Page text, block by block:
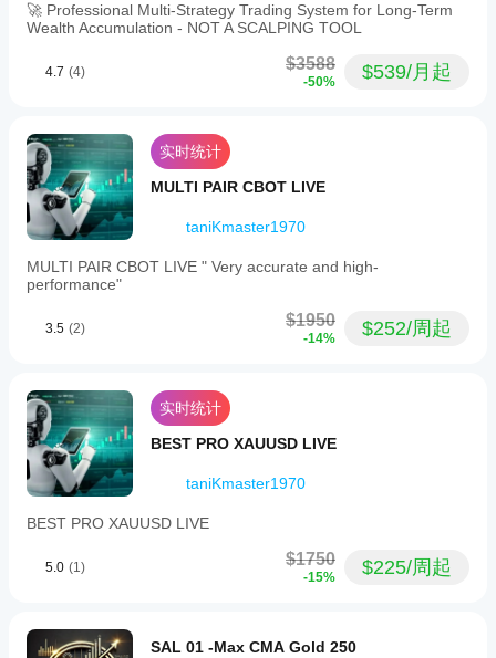
条
件、
和执
异。
在您
自己
的环
境中
测试
机器
人有
其在
中的
表
现。
🚀 Professional Multi-Strategy Trading System for Long-Term
Wealth Accumulation - NOT A SCALPING TOOL
4.7 (4) $3588
-50% $539/月起
实时统计
MULTI PAIR CBOT LIVE
taniKmaster1970
MULTI PAIR CBOT LIVE " Very accurate and high-
performance"
3.5 (2) $1950
-14% $252/周起
实时统计
BEST PRO XAUUSD LIVE
taniKmaster1970
BEST PRO XAUUSD LIVE
5.0 (1) $1750
-15% $225/周起
SAL 01 -Max CMA Gold 250